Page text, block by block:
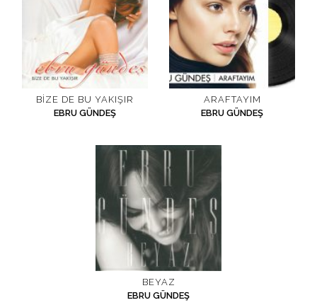
BIZE DE BU YAKIŞIR
EBRU GÜNDEŞ
ARAFTAYIM
EBRU GÜNDEŞ
BEYAZ
EBRU GÜNDEŞ